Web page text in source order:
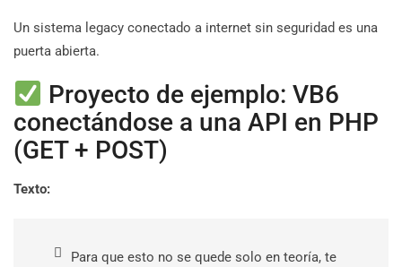
Un sistema legacy conectado a internet sin seguridad es una
puerta abierta.
Proyecto de ejemplo: VB6
conectándose a una API en PHP
(GET + POST)
Texto:
Para que esto no se quede solo en teoría, te